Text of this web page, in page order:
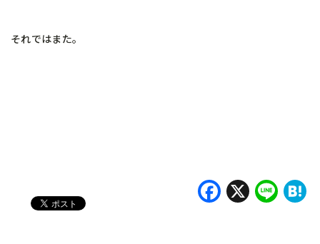
それではまた。
X